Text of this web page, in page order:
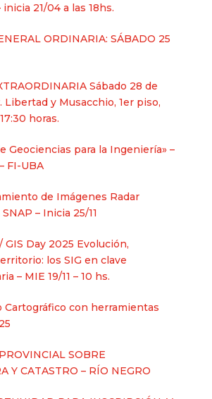
21/04 a las 18hs.
ORDINARIA: SÁBADO 25
Sábado 28 de
Libertad y Musacchio, 1er piso,
horas.
Geociencias para la Ingeniería» –
FI-UBA
de Imágenes Radar
– Inicia 25/11
GIS Day 2025 Evolución,
los SIG en clave
– MIE 19/11 – 10 hs.
Cartográfico con herramientas
SOBRE
Y CATASTRO – RÍO NEGRO